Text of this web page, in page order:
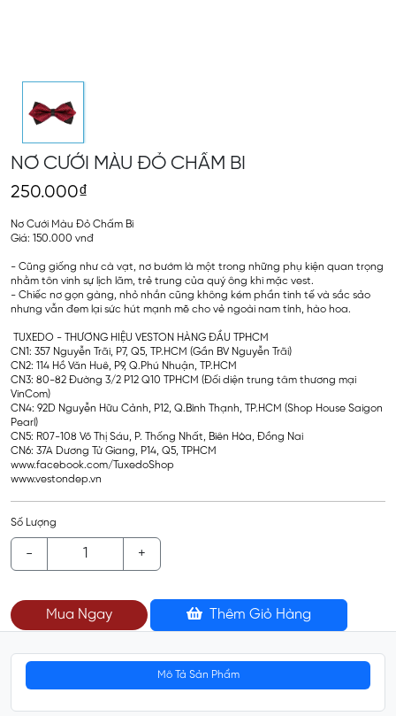
NƠ CƯỚI MÀU ĐỎ CHẤM BI
250.000₫
Nơ Cưới Màu Đỏ Chấm Bi
Giá: 150.000 vnđ
- Cũng giống như cà vạt, nơ bướm là một trong những phụ kiện quan trọng
nhằm tôn vinh sự lịch lãm, trẻ trung của quý ông khi mặc vest.
- Chiếc nơ gọn gàng, nhỏ nhắn cũng không kém phần tinh tế và sắc sảo
nhưng vẫn đem lại sức hút mạnh mẽ cho vẻ ngoài nam tính, hào hoa.
TUXEDO - THƯƠNG HIỆU VESTON HÀNG ĐẦU TPHCM
CN1: 357 Nguyễn Trãi, P7, Q5, TP.HCM (Gần BV Nguyễn Trãi)
CN2: 114 Hồ Văn Huê, P9, Q.Phú Nhuận, TP.HCM
CN3: 80-82 Đường 3/2 P12 Q10 TPHCM (Đối diện trung tâm thương mại
VinCom)
CN4: 92D Nguyễn Hữu Cảnh, P12, Q.Bình Thạnh, TP.HCM (Shop House Saigon
Pearl)
CN5: R07-108 Võ Thị Sáu, P. Thống Nhất, Biên Hòa, Đồng Nai
CN6: 37A Dương Tử Giang, P14, Q5, TPHCM
www.facebook.com/TuxedoShop
www.vestondep.vn
Số Lượng
- +
Mua Ngay Thêm Giỏ Hàng
Mô Tả Sản Phẩm